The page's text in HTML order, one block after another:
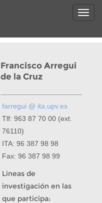
Francisco Arregui
de la Cruz
farregui @ ita.upv.es
Tlf: 963 87 70 00 (ext.
76110)
ITA: 96 387 98 98
Fax: 96 387 98 99
Lineas de
investigación en las
que participa: